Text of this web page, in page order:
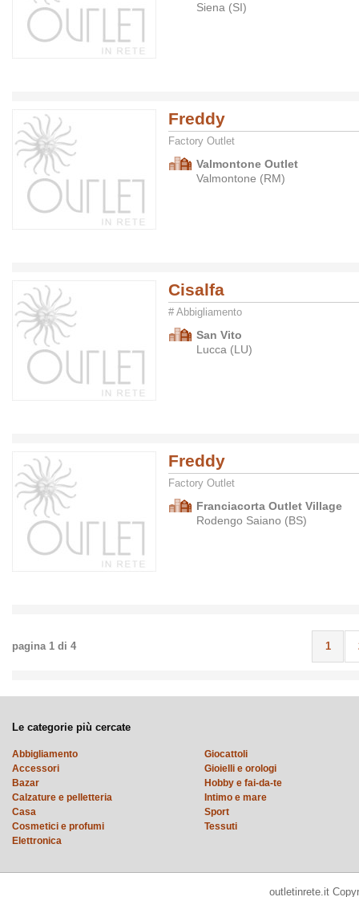
Siena (SI)
Freddy
Factory Outlet
Valmontone Outlet
Valmontone (RM)
Cisalfa
# Abbigliamento
San Vito
Lucca (LU)
Freddy
Factory Outlet
Franciacorta Outlet Village
Rodengo Saiano (BS)
pagina 1 di 4 1
Le categorie più cercate
Abbigliamento
Accessori
Bazar
Calzature e pelletteria
Casa
Cosmetici e profumi
Elettronica
Giocattoli
Gioielli e orologi
Hobby e fai-da-te
Intimo e mare
Sport
Tessuti
outletinrete.it